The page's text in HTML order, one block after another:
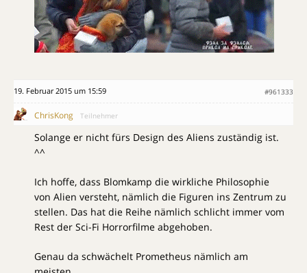
19. Februar 2015 um 15:59 #961333
ChrisKong Teilnehmer
Solange er nicht fürs Design des Aliens zuständig ist.
^^
Ich hoffe, dass Blomkamp die wirkliche Philosophie
von Alien versteht, nämlich die Figuren ins Zentrum zu
stellen. Das hat die Reihe nämlich schlicht immer vom
Rest der Sci-Fi Horrorfilme abgehoben.
Genau da schwächelt Prometheus nämlich am